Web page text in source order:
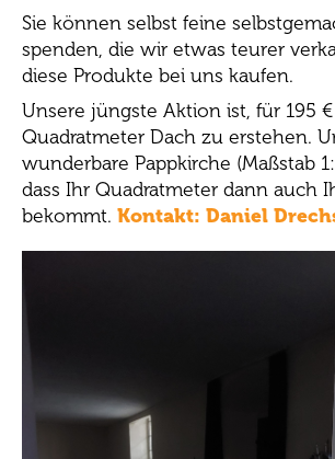
Sie können selbst feine
spenden, die wir etwas teurer
diese Produkte bei uns kaufen.
Unsere jüngste Aktion ist, für 195
Quadratmeter Dach zu erstehen.
wunderbare Pappkirche (Maßstab
dass Ihr Quadratmeter dann auch
bekommt. Kontakt: Daniel